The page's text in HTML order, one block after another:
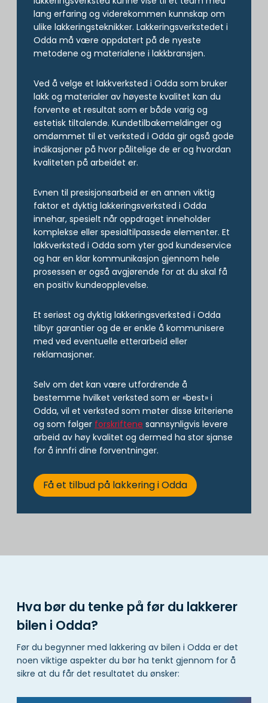
lang erfaring og viderekommen kunnskap om
ulike lakkeringsteknikker. Lakkeringsverkstedet i
Odda må være oppdatert på de nyeste
metodene og materialene i lakkbransjen.
Ved å velge et lakkverksted i Odda som bruker
lakk og materialer av høyeste kvalitet kan du
forvente et resultat som er både varig og
estetisk tiltalende. Kundetilbakemeldinger og
omdømmet til et verksted i Odda gir også gode
indikasjoner på hvor pålitelige de er og hvordan
kvaliteten på arbeidet er.
Evnen til presisjonsarbeid er en annen viktig
faktor et dyktig lakkeringsverksted i Odda
innehar, spesielt når oppdraget inneholder
komplekse eller spesialtilpassede elementer. Et
lakkverksted i Odda som yter god kundeservice
og har en klar kommunikasjon gjennom hele
prosessen er også avgjørende for at du skal få
en positiv kundeopplevelse.
Et seriøst og dyktig lakkeringsverksted i Odda
tilbyr garantier og de er enkle å kommunisere
med ved eventuelle etterarbeid eller
reklamasjoner.
Selv om det kan være utfordrende å
bestemme hvilket verksted som er «best» i
Odda, vil et verksted som møter disse kriteriene
og som følger forskriftene sannsynligvis levere
arbeid av høy kvalitet og dermed ha stor sjanse
for å innfri dine forventninger.
Få et tilbud på lakkering i Odda
Hva bør du tenke på før du lakkerer
bilen i Odda?
Før du begynner med lakkering av bilen i Odda er det
noen viktige aspekter du bør ha tenkt gjennom for å
sikre at du får det resultatet du ønsker: